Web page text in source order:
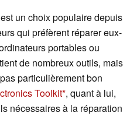
un choix populaire depuis
qui préfèrent réparer eux-
portables ou
de nombreux outils, mais
particulièrement bon
Toolkit , quant à lui,
nécessaires à la réparation